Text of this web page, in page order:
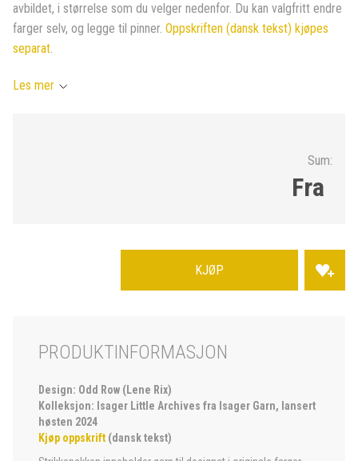
avbildet, i størrelse som du velger nedenfor. Du kan valgfritt endre
farger selv, og legge til pinner. Oppskriften (dansk tekst) kjøpes
separat.
Les mer
Sum:
Fra
KJØP
PRODUKTINFORMASJON
Design: Odd Row (Lene Rix)
Kolleksjon: Isager Little Archives fra Isager Garn, lansert
høsten 2024
Kjøp oppskrift (dansk tekst)